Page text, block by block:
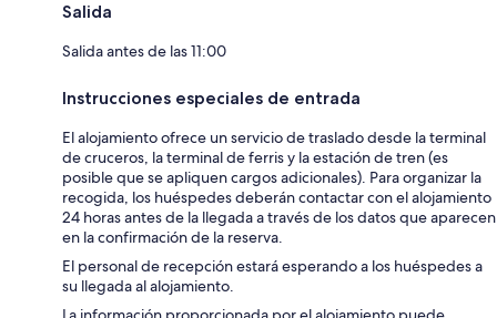
Salida
Salida antes de las 11:00
Instrucciones especiales de entrada
El alojamiento ofrece un servicio de traslado desde la terminal
de cruceros, la terminal de ferris y la estación de tren (es
posible que se apliquen cargos adicionales). Para organizar la
recogida, los huéspedes deberán contactar con el alojamiento
24 horas antes de la llegada a través de los datos que aparecen
en la confirmación de la reserva.
El personal de recepción estará esperando a los huéspedes a
su llegada al alojamiento.